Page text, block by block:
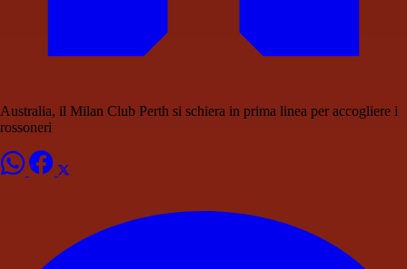
Australia, il Milan Club Perth si schiera in prima linea per accogliere i
rossoneri